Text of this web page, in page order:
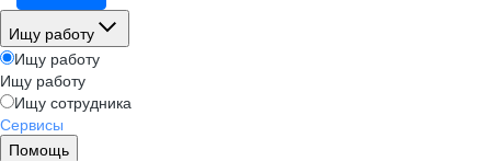
Ищу работу
Ищу работу
Ищу работу
Ищу сотрудника
Сервисы
Помощь